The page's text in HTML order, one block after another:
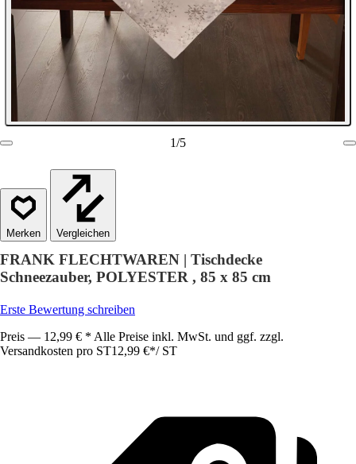
1/5
Vergleichen
FRANK FLECHTWAREN | Tischdecke
Schneezauber, POLYESTER , 85 x 85 cm
Erste Bewertung schreiben
Preis — 12,99 € * Alle Preise inkl. MwSt. und ggf. zzgl.
Versandkosten pro ST12,99 €*/ ST